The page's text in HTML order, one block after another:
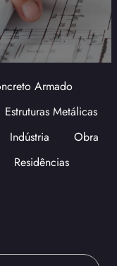
Armado
Estruturas Metálicas
Indústria
Obra
Residências